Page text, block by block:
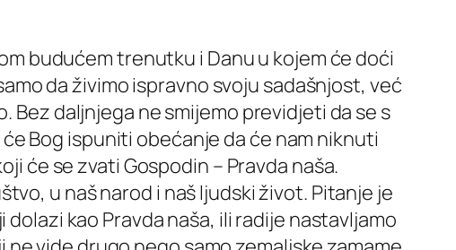
budućem trenutku i Danu u kojem će doći
da živimo ispravno svoju sadašnjost, već
Bez daljnjega ne smijemo previdjeti da se s
Bog ispuniti obećanje da će nam niknuti
će se zvati Gospodin – Pravda naša.
u naš narod i naš ljudski život. Pitanje je
kao Pravda naša, ili radije nastavljamo